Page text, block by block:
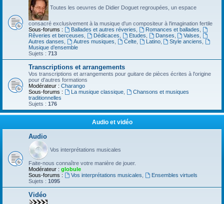
Toutes les oeuvres de Didier Doguet regroupées, un espace
consacré exclusivement à la musique d'un compositeur à l'imagination fertile
Sous-forums :
Ballades et autres réveries Romances et ballades
Rêveries et berceuses
Dédicaces Etudes Danses Valses
Autres danses
Autres musiques Celte, Latino, Style anciens
Musique d’ensemble
Sujets : 713
Transcriptions et arrangements
Vos transcriptions et arrangements pour guitare de pièces écrites à l'origine
pour d'autres formations
Modérateur : Charango
Sous-forums :
La musique classique,
Chansons et musiques
traditionnelles
Sujets : 176
Audio et vidéo
Audio
Vos interprétations musicales
Faite-nous connaître votre manière de jouer.
Modérateur : globule
Sous-forums :
Vos interprétations musicales
Ensembles virtuels
Sujets : 1095
Vidéo